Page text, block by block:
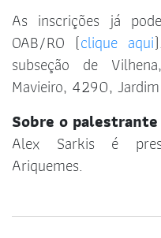
As inscrições já
OAB/RO (clique aqui
subseção de
Mavieiro, 4290,
Sobre o palestrante
Alex Sarkis é
Ariquemes.